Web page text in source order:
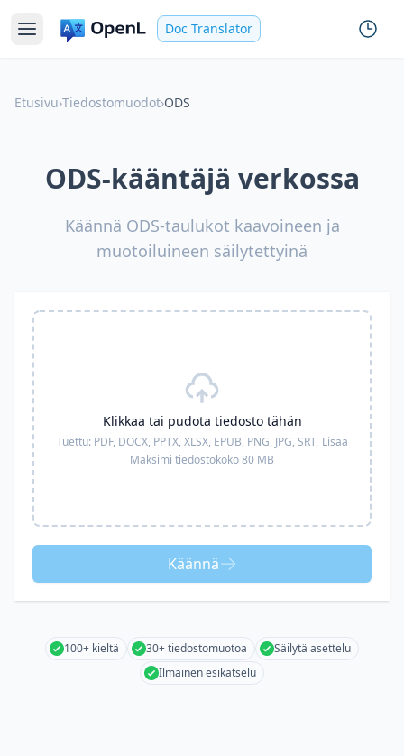
Doc Translator
Etusivu›Tiedostomuodot›ODS
ODS-kääntäjä verkossa
Käännä ODS-taulukot kaavoineen ja
muotoiluineen säilytettyinä
Klikkaa tai pudota tiedosto tähän
Tuettu: PDF, DOCX, PPTX, XLSX, EPUB, PNG, JPG, SRT, Lisää
Maksimi tiedostokoko 80 MB
Käännä
100+ kieltä 30+ tiedostomuotoa
Säilytä asettelu
Ilmainen esikatselu